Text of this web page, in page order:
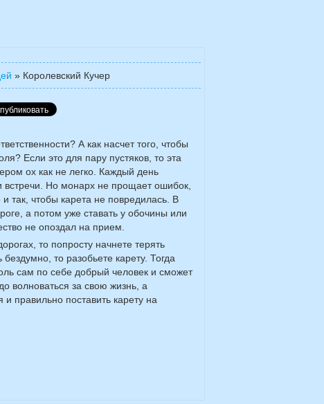
» Королевский Кучер
А как насчет того, чтобы
Если это для пару пустяков, то эта
ох как не легко. Каждый день
встречи. Но монарх не прощает ошибок,
так, чтобы карета не повредилась. В
а потом уже ставать у обочины или
не опоздал на прием.
то попросту начнете терять
то разобьете карету. Тогда
сам по себе добрый человек и сможет
волноваться за свою жизнь, а
правильно поставить карету на